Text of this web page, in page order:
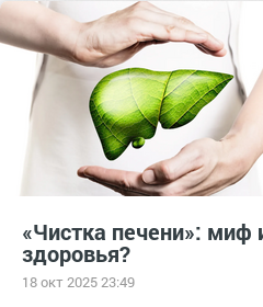
«Чистка печени»: миф
здоровья?
18 окт 2025 23:49